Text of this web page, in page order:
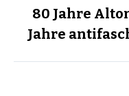
80 Jahre
Jahre